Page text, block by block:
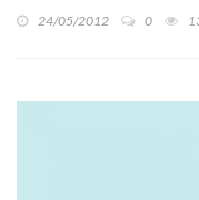
24/05/2012 0